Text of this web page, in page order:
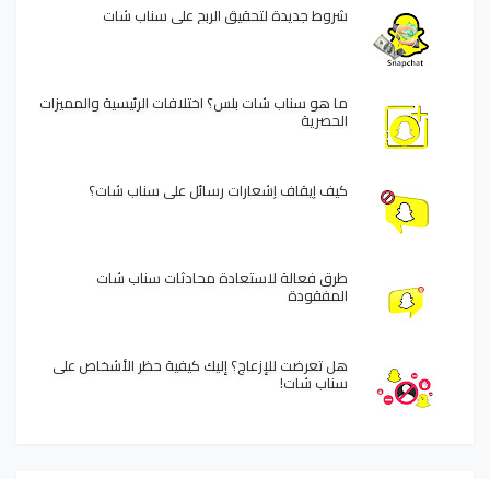
شروط جديدة لتحقيق الربح على سناب شات
ما هو سناب شات بلس؟ اختلافات الرئيسية والمميزات
الحصرية
كيف إيقاف إشعارات رسائل على سناب شات؟
طرق فعالة لاستعادة محادثات سناب شات
المفقودة
هل تعرضت للإزعاج؟ إليك كيفية حظر الأشخاص على
سناب شات!